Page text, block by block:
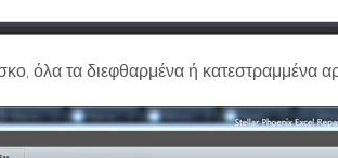
όλα τα διεφθαρμένα ή κατεστραμμένα